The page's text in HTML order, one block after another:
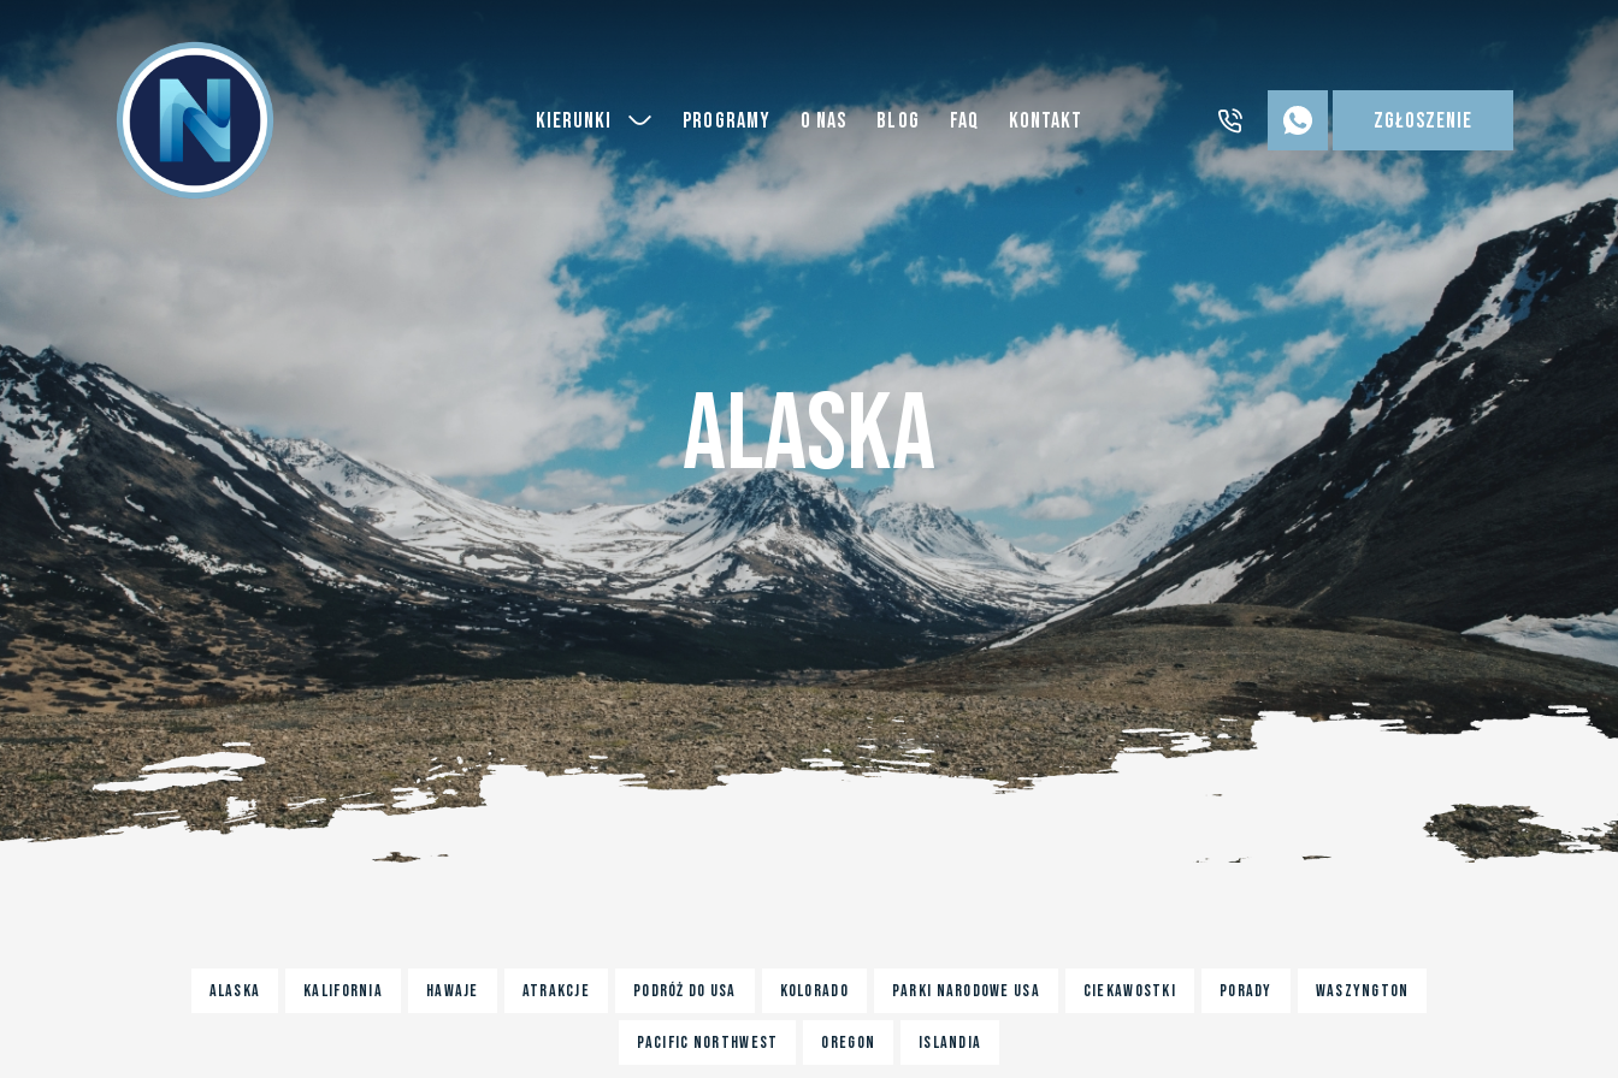
Kierunki Programy O nas Blog FAQ Kontakt Zgłoszenie
Alaska
ALASKA KALIFORNIA HAWAJE ATRAKCJE PODRóż DO USA KOLORADO PARKI NARODOWE USA CIEKAWOSTKI PORADY WASZYNGTON
PACIFIC NORTHWEST OREGON ISLANDIA